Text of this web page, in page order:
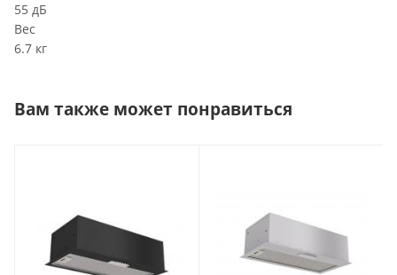
55 дБ
Вес
6.7 кг
Вам также может понравиться